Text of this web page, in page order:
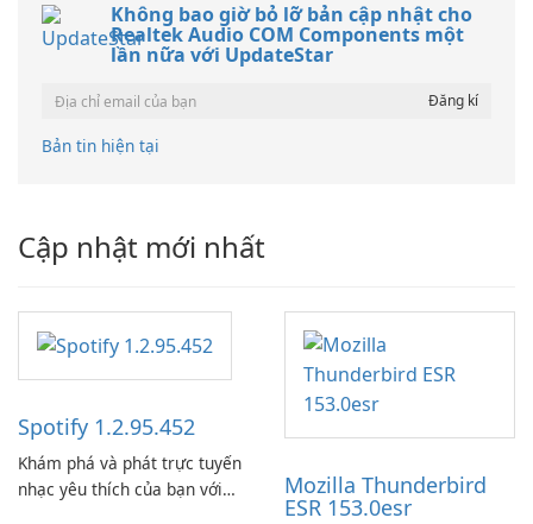
Không bao giờ bỏ lỡ bản cập nhật cho
Realtek Audio COM Components một
lần nữa với UpdateStar
Bản tin hiện tại
Cập nhật mới nhất
Spotify 1.2.95.452
Khám phá và phát trực tuyến
nhạc yêu thích của bạn với
Mozilla Thunderbird
ESR 153.0esr